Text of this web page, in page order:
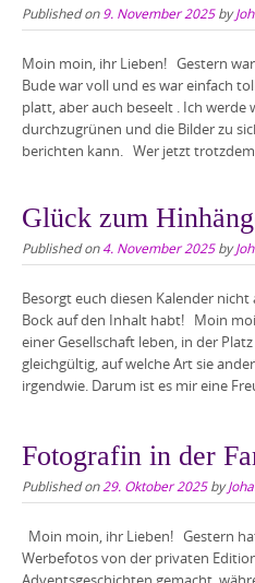
Published on 9. November 2025by
Moin moin, ihr Lieben! Gestern
Bude war voll und es war einfach
platt, aber auch beseelt . Ich werde
durchzugrünen und die Bilder zu
berichten kann. Wer jetzt
Glück zum
Published on4. November 2025by
Besorgt euch diesen Kalender
Bock auf den Inhalt habt! Moin
einer Gesellschaft leben, in der
gleichgültig, auf welche Art sie
irgendwie. Darum ist es mir eine
Fotografin in der
Published on29. Oktober 2025by
Moin moin, ihr Lieben! Gestern
Werbefotos von der privaten